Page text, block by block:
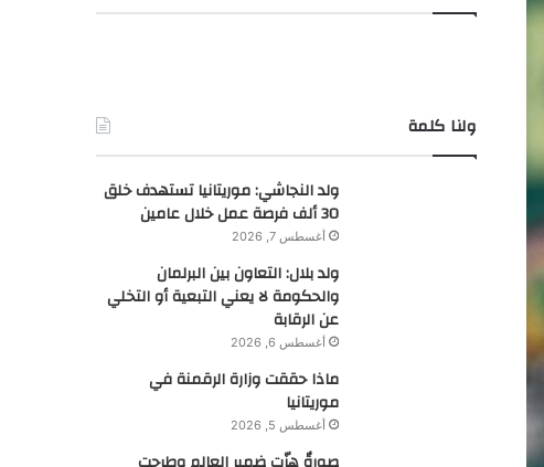
ولنا كلمة
ولد النجاشي: موريتانيا تستهدف خلق
30 ألف فرصة عمل خلال عامين
أغسطس 7, 2026
ولد بلال: التعاون بين البرلمان
والحكومة لا يعني التبعية أو التخلي
عن الرقابة
أغسطس 6, 2026
ماذا حققت وزارة الرقمنة في
موريتانيا
أغسطس 5, 2026